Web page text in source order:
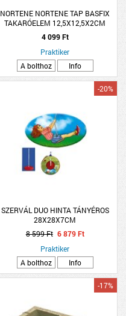
NORTENE NORTENE TAP BASFIX
TAKARÓELEM 12,5X12,5X2CM
BARNA
4 099 Ft
Praktiker
A bolthoz
Info
SZERVÁL DUO HINTA TÁNYÉROS
28X28X7CM
-20%
8 599 Ft 6 879 Ft
Praktiker
A bolthoz
Info
-17%